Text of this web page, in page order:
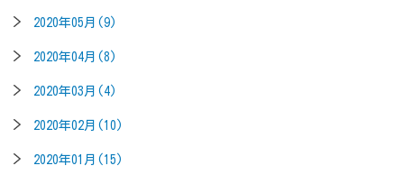
2020年05月(9)
2020年04月(8)
2020年03月(4)
2020年02月(10)
2020年01月(15)